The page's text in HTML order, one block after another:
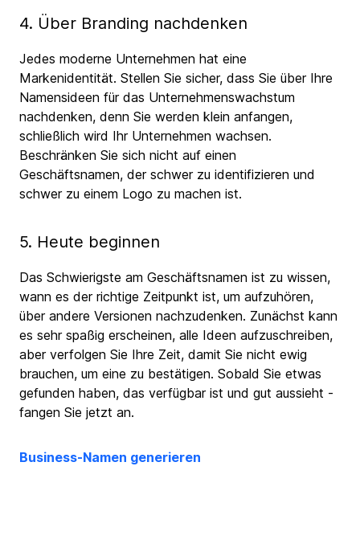
4. Über Branding nachdenken
Jedes moderne Unternehmen hat eine
Markenidentität. Stellen Sie sicher, dass Sie über Ihre
Namensideen für das Unternehmenswachstum
nachdenken, denn Sie werden klein anfangen,
schließlich wird Ihr Unternehmen wachsen.
Beschränken Sie sich nicht auf einen
Geschäftsnamen, der schwer zu identifizieren und
schwer zu einem Logo zu machen ist.
5. Heute beginnen
Das Schwierigste am Geschäftsnamen ist zu wissen,
wann es der richtige Zeitpunkt ist, um aufzuhören,
über andere Versionen nachzudenken. Zunächst kann
es sehr spaßig erscheinen, alle Ideen aufzuschreiben,
aber verfolgen Sie Ihre Zeit, damit Sie nicht ewig
brauchen, um eine zu bestätigen. Sobald Sie etwas
gefunden haben, das verfügbar ist und gut aussieht -
fangen Sie jetzt an.
Business-Namen generieren